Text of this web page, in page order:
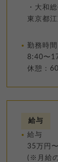
・大和
東京都
勤務時間
8:40〜
休憩：
給与
給与
35万円
(※月給